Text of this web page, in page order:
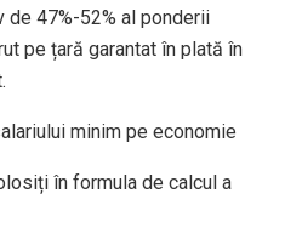
47%-52% al ponderii
pe țară garantat în plată în
minim pe economie
în formula de calcul a